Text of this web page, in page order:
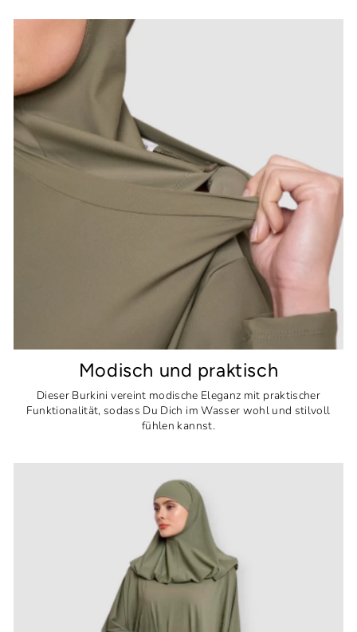
Modisch und praktisch
Dieser Burkini vereint modische Eleganz mit praktischer
Funktionalität, sodass Du Dich im Wasser wohl und stilvoll
fühlen kannst.